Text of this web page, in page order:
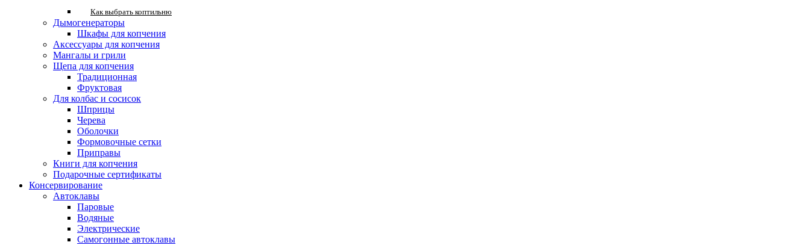
Как выбрать коптильню
Дымогенераторы
Шкафы для копчения
Аксессуары для копчения
Мангалы и грили
Щепа для копчения
Традиционная
Фруктовая
Для колбас и сосисок
Шприцы
Черева
Оболочки
Формовочные сетки
Приправы
Книги для копчения
Подарочные сертификаты
Консервирование
Автоклавы
Паровые
Водяные
Электрические
Самогонные автоклавы